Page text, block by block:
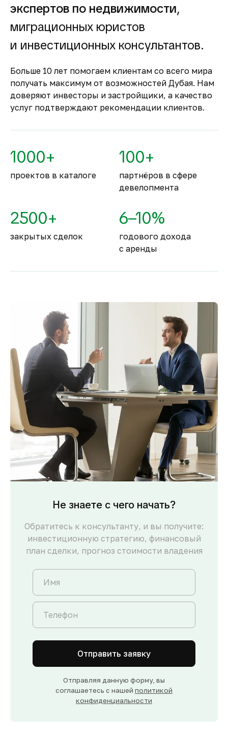
строящуюся
недвижимость
Оплата за объект поступает на эскроу-счёт.
Застройщик сможет получить с него деньги
только после ввода объекта в
Комфортное и
безопасное место для
жизни
По уровню безопасности жизни
занимают второе место в мире.
экспертов по недвижимости,
миграционных юристов
и инвестиционных консультантов.
Больше 10 лет помогаем клиентам со всего мира
получать максимум от возможностей Дубая. Нам
доверяют инвесторы и застройщики, а качество
услуг подтверждают рекомендации клиентов.
1000+
проектов в каталоге
100+
партнёров в сфере
девелопмента
2500+
закрытых сделок
6–10%
годового дохода
с аренды
Не знаете с чего начать?
Обратитесь к консультанту, и вы получите:
инвестиционную стратегию, финансовый
план сделки, прогноз стоимости владения
Отправить заявку
Отправляя данную форму, вы
соглашаетесь с нашей политикой
конфиденциальности